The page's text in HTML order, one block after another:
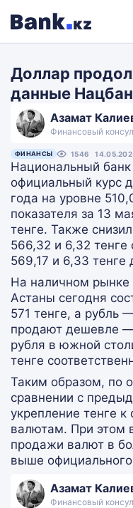
Доллар
данные
Азамат
Финансовый
ФИНАНСЫ 1546
Национальный банк
официальный курс
года на уровне
показателя за 13
тенге. Также
566,32 и 6,32 тенге
569,17 и 6,33 тенге
На наличном рынке
Астаны сегодня
571 тенге, а рубль
продают дешевле
рубля в южной
тенге
Таким образом, по
сравнении с
укрепление тенге
валютам. При этом
продажи валют в
выше
Азамат
Финансовый